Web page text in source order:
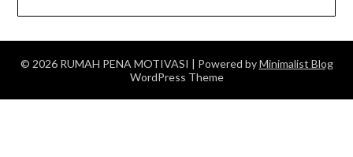
© 2026 RUMAH PENA MOTIVASI | Powered byMinimalist Blog
WordPress Theme